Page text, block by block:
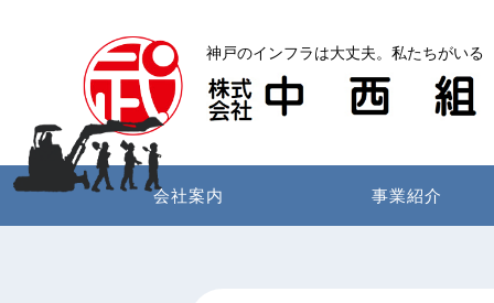
へ
ス
キ
神戸のインフラは大丈夫。私たちがいる
会社案内 事業紹介